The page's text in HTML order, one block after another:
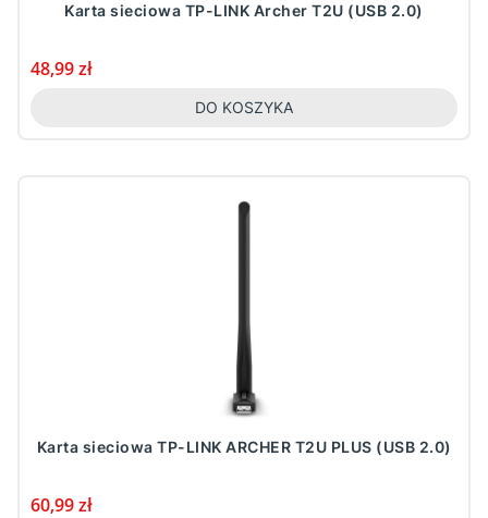
Karta sieciowa TP-LINK Archer T2U (USB 2.0)
Cena
48,99 zł
DO KOSZYKA
Karta sieciowa TP-LINK ARCHER T2U PLUS (USB 2.0)
Cena
60,99 zł